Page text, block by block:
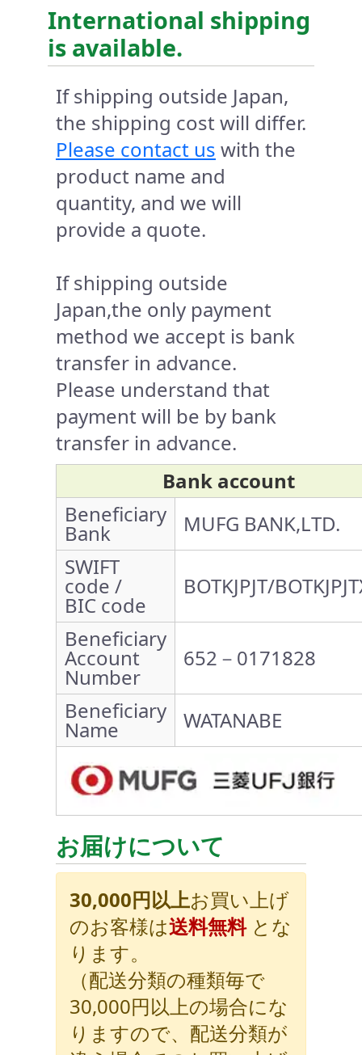
International shipping
is available.
If shipping outside Japan,
the shipping cost will differ.
Please contact us with the
product name and
quantity, and we will
provide a quote.
If shipping outside
Japan,the only payment
method we accept is bank
transfer in advance.
Please understand that
payment will be by bank
transfer in advance.
Bank account
Beneficiary
Bank
MUFG BANK,LTD.
SWIFT
code /
BIC code
BOTKJPJT/
Beneficiary
Account
Number
652－0171828
Beneficiary
Name WATANABE
お届けについて
30,000円以上お買い上げ
のお客様は送料無料とな
ります。
（配送分類の種類毎で
30,000円以上の場合にな
りますので、配送分類が